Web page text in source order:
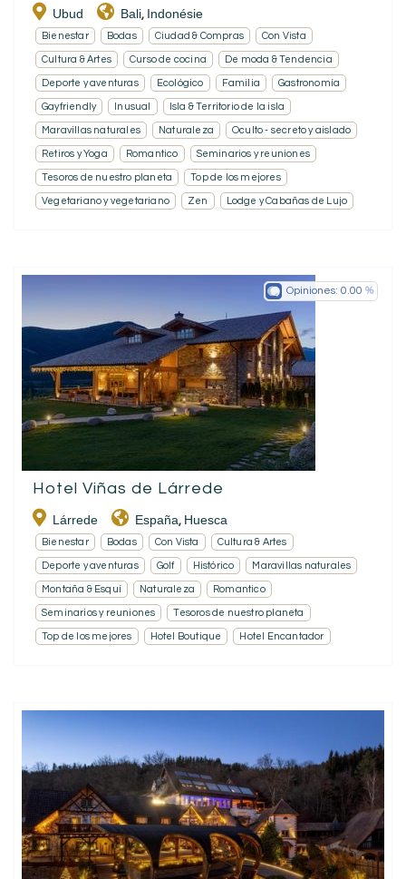
Ubud Bali, Indonésie
Bienestar Bodas Ciudad & Compras Con Vista
Cultura & Artes Curso de cocina De moda & Tendencia
Deporte y aventuras Ecológico Familia Gastronomía
Gayfriendly Inusual Isla & Territorio de la isla
Maravillas naturales Naturaleza Oculto - secreto y aislado
Retiros y Yoga Romantico Seminarios y reuniones
Tesoros de nuestro planeta Top de los mejores
Vegetariano y vegetariano Zen Lodge y Cabañas de Lujo
Hotel Viñas de Lárrede
Lárrede España, Huesca
Opiniones: 0.00
Bienestar Bodas Con Vista Cultura & Artes
Deporte y aventuras Golf Histórico Maravillas naturales
Montaña & Esquí Naturaleza Romantico
Seminarios y reuniones Tesoros de nuestro planeta
Top de los mejores Hotel Boutique Hotel Encantador